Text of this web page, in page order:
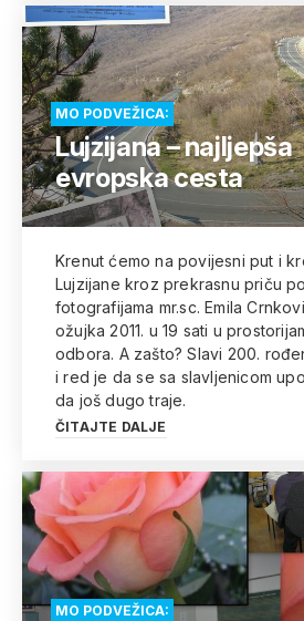
MO PODVEŽICA:
Lujzijana – najljepša
evropska cesta
Krenut ćemo na povijesni put i
Lujzijane kroz prekrasnu priču
fotografijama mr.sc. Emila
ožujka 2011. u 19 sati u
odbora. A zašto? Slavi 200.
i red je da se sa slavljenicom
da još dugo traje.
ČITAJTE DALJE
MO PODVEŽICA: